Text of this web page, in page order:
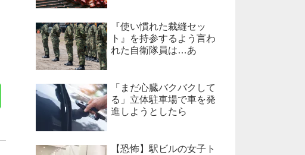
『使い慣れた裁縫セッ
ト』を持参するよう言わ
れた自衛隊員は…あ
「まだ心臓バクバクして
る」立体駐車場で車を発
進しようとしたら
【恐怖】駅ビルの女子ト